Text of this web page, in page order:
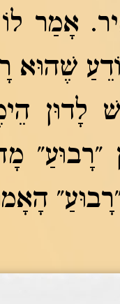
אָמַר
שֶׁהוּא
לָדוּן
"רָבוּעַ"